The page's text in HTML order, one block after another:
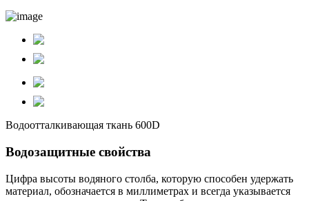
Водоотталкивающая ткань 600D
Водозащитные свойства
Цифра высоты водяного столба, которую способен удержать
материал, обозначается в миллиметрах и всегда указывается